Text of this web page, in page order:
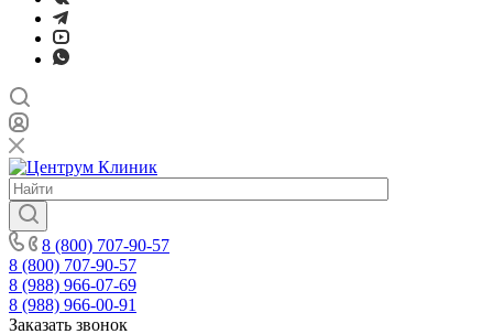
8 (800) 707-90-57
8 (800) 707-90-57
8 (988) 966-07-69
8 (988) 966-00-91
Заказать звонок